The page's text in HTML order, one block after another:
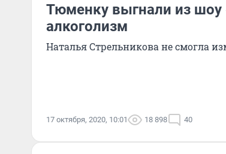
Тюменку выгнали из шоу
алкоголизм
Наталья Стрельникова не смогла
17 октября, 2020, 10:01 18 898 40